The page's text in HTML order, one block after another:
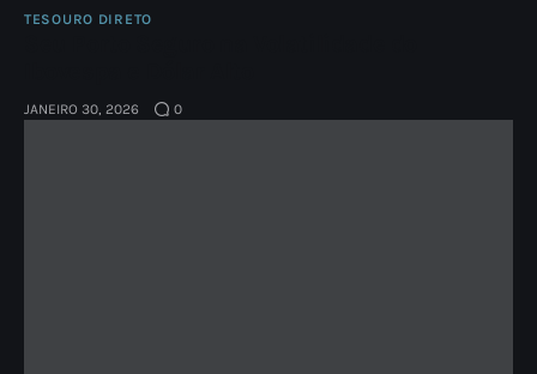
TESOURO DIRETO
JANEIRO 30, 2026 0